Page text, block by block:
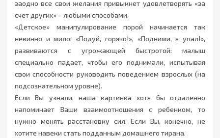
заодно все свои желания привыкнет удовлетворять «за
счет других» – любыми способами.
«Детское» манипулирование порой начинается так
невинно и мило: «Подуй, горячо!», «Подними, я упал!»,
развиваются с угрожающей быстротой: малыш
специально падает, чтобы его поднимали, испытывая
свои способности руководить поведением взрослых (на
подсознательном уровне).
Если Вы узнали, наша картинка хотя бы отдаленно
напоминает Ваши взаимоотношения с ребенком, то
нужно менять расстановку сил. Если Вы, конечно, не
хотите навеки стать подданным домашнего тирана.